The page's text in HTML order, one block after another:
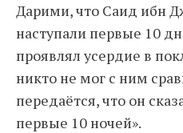
Дарими, что Саид ибн
наступали первые 10
проявлял усердие в
никто не мог с ним
передаётся, что он
первые 10 ночей».